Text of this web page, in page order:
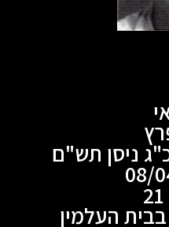
ניסן תש"ם
08/
העלמין